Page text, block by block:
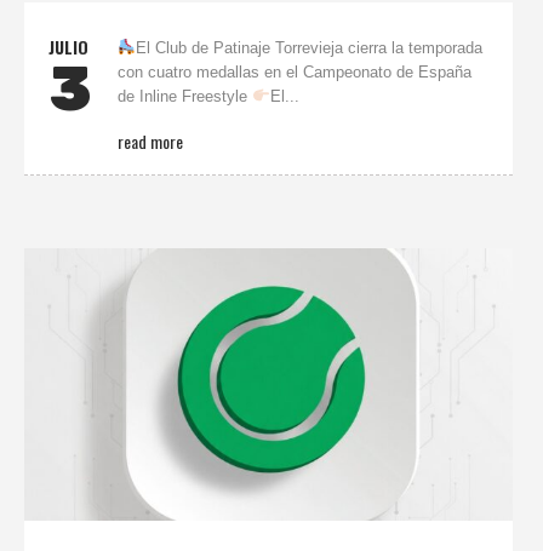
JULIO
3
El Club de Patinaje Torrevieja cierra la temporada
con cuatro medallas en el Campeonato de España
de Inline Freestyle
El...
read more